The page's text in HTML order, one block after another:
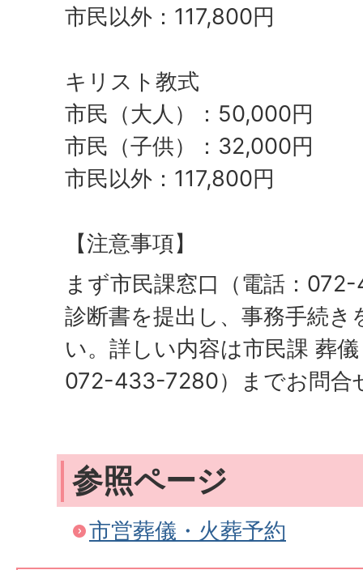
市民以外：117,800円
キリスト教式
市民（大人）：50,000円
市民（子供）：32,000円
市民以外：117,800円
【注意事項】
まず市民課窓口（電話：
診断書を提出し、事務手続
い。詳しい内容は市民課 葬
072-433-7280）までお問合
参照ページ
市営葬儀・火葬予約